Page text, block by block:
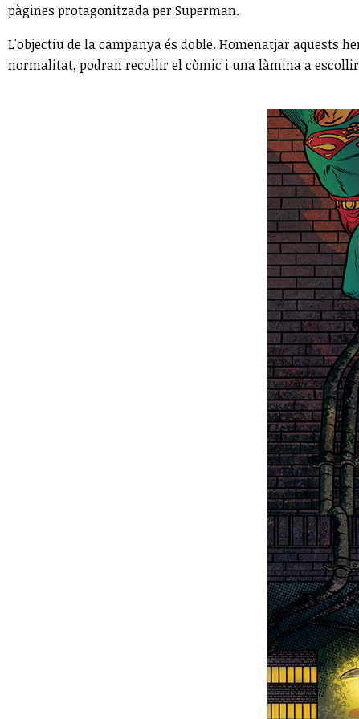
pàgines protagonitzada per Superman.
L'objectiu de la campanya és doble. Homenatjar aquests
normalitat, podran recollir el còmic i una làmina a